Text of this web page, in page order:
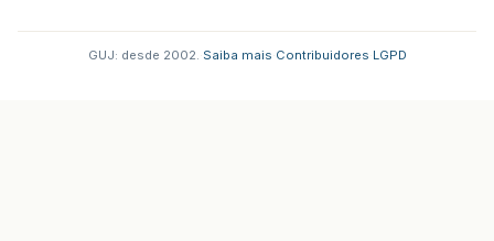
GUJ: desde 2002. Saiba mais Contribuidores LGPD